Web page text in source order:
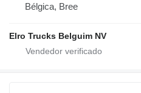
Bélgica, Bree
Elro Trucks Belguim NV